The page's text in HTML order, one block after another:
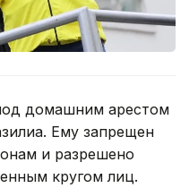
домашним арестом
Ему запрещен
и разрешено
кругом лиц.